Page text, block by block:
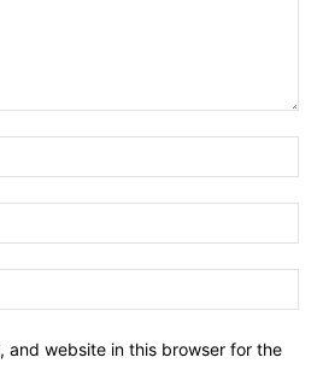
and website in this browser for the